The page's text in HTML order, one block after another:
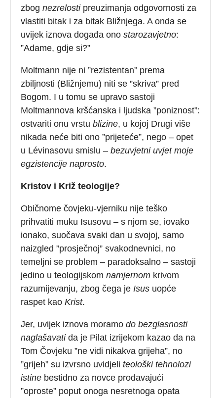
zbognezrelostipreuzimanja odgovornosti za
vlastiti bitak i za bitak Bližnjega. A onda se
uvijek iznova događa onostarozavjetno:
”Adame, gdje si?”
Moltmann nije ni ”rezistentan” prema
zbiljnosti (Bližnjemu) niti se ”skriva” pred
Bogom. I u tomu se upravo sastoji
Moltmannova kršćanska i ljudska ”poniznost”:
ostvariti onu vrstublizine, u kojoj Drugi više
nikada neće biti ono ”prijeteće”, nego – opet
u Lévinasovu smislu –bezuvjetni uvjet moje
egzistencije naprosto.
Kristov i Križ teologije?
Običnome čovjeku-vjerniku nije teško
prihvatiti muku Isusovu – s njom se, iovako
ionako, suočava svaki dan u svojoj, samo
naizgled ”prosječnoj” svakodnevnici, no
temeljni se problem – paradoksalno – sastoji
jedino u teologijskomnamjernom krivom
razumijevanju, zbog čega je Isus uopće
raspet kaoKrist.
Jer, uvijek iznova moramodo bezglasnosti
naglašavatida je Pilat izrijekom kazao da na
Tom Čovjeku ”ne vidi nikakva grijeha”, no
”grijeh” su izvrsno uvidjeliteološki tehnolozi
istine bestidno za novce prodavajući
”oproste” poput onoga nesretnoga opata